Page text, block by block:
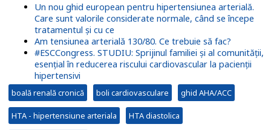
Un nou ghid european pentru hipertensiunea arterială.
Care sunt valorile considerate normale, când se începe
tratamentul și cu ce
Am tensiunea arterială 130/80. Ce trebuie să fac?
#ESCCongress. STUDIU: Sprijinul familiei și al comunității,
esențial în reducerea riscului cardiovascular la pacienții
hipertensivi
boală renală cronică boli cardiovasculare ghid AHA/ACC
HTA - hipertensiune arteriala HTA diastolica